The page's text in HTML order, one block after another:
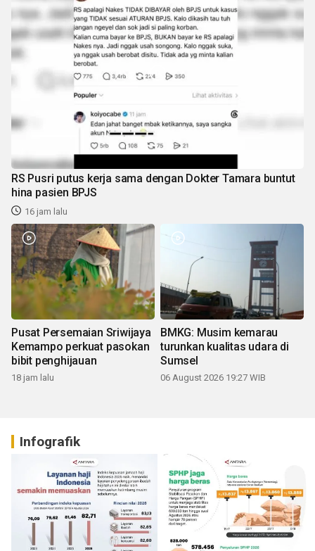
RS Pusri putus kerja sama dengan Dokter Tamara buntut
hina pasien BPJS
16 jam lalu
Pusat Persemaian Sriwijaya
Kemampo perkuat pasokan
bibit penghijauan
18 jam lalu
BMKG: Musim kemarau
turunkan kualitas udara di
Sumsel
06 August 2026 19:27 WIB
Infografik